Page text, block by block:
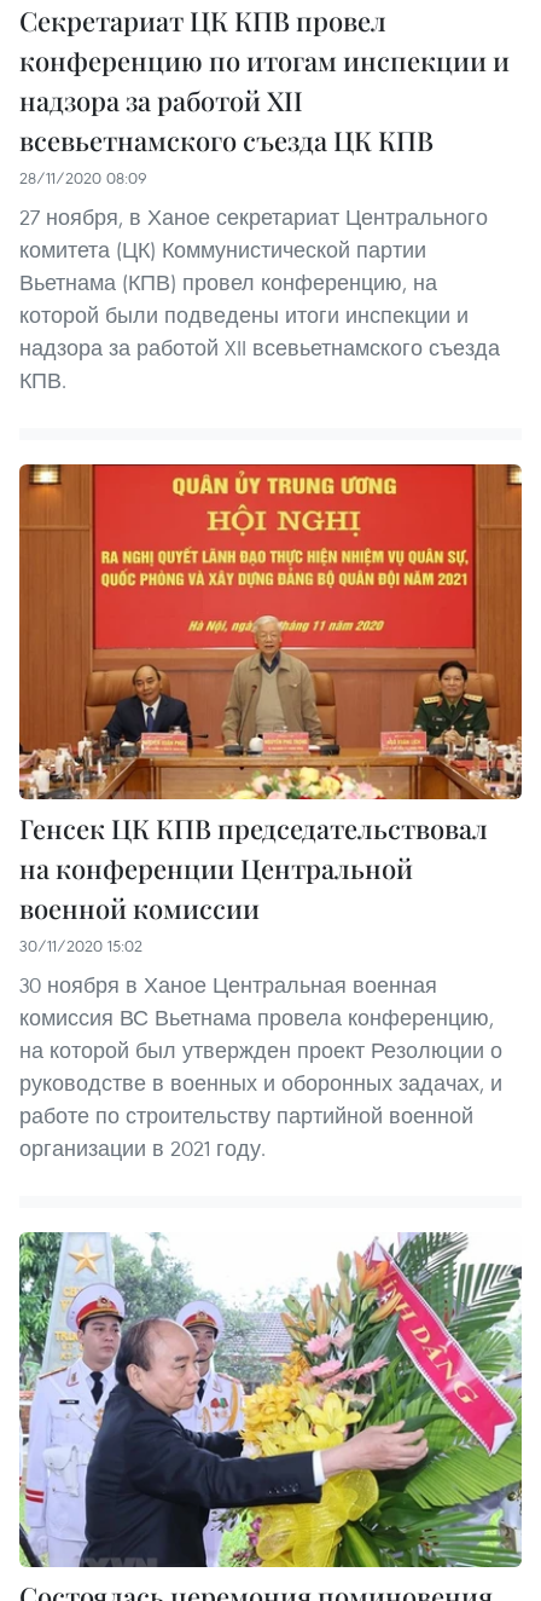
Секретариат ЦК КПВ провел
конференцию по итогам инспекции и
надзора за работой XII
всевьетнамского съезда ЦК КПВ
28/11/2020 08:09
27 ноября, в Ханое секретариат Центрального
комитета (ЦК) Коммунистической партии
Вьетнама (КПВ) провел конференцию, на
которой были подведены итоги инспекции и
надзора за работой XII всевьетнамского съезда
КПВ.
Генсек ЦК КПВ председательствовал
на конференции Центральной
военной комиссии
30/11/2020 15:02
30 ноября в Ханое Центральная военная
комиссия ВС Вьетнама провела конференцию,
на которой был утвержден проект Резолюции о
руководстве в военных и оборонных задачах, и
работе по строительству партийной военной
организации в 2021 году.